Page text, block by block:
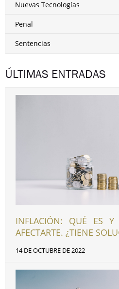
Nuevas Tecnologías
Penal
Sentencias
ÚLTIMAS ENTRADAS
INFLACIÓN: QUÉ ES Y
AFECTARTE. ¿TIENE
14 DE OCTUBRE DE 2022